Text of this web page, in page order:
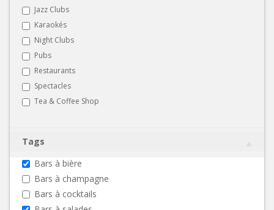
Jazz Clubs
Karaokés
Night Clubs
Pubs
Restaurants
Spectacles
Tea & Coffee Shop
Tags
Bars à bière
Bars à champagne
Bars à cocktails